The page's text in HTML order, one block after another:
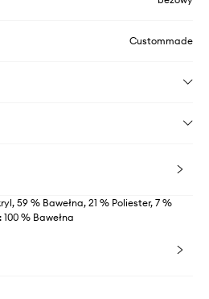
Custommade
59 % Bawełna, 21 % Poliester, 7 %
% Bawełna